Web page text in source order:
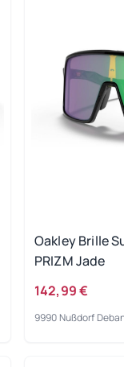
Oakley Brille
PRIZM Jade
142,99 €
9990 Nußdorf